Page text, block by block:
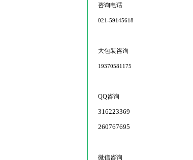
咨询电话
021-59145618
大包装咨询
19370581175
QQ咨询
316223369
260767695
微信咨询